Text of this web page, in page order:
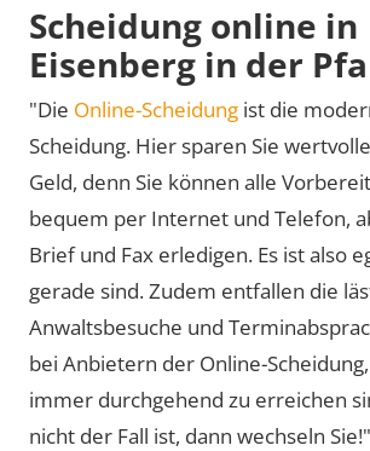
Scheidung online in
Eisenberg in der
"Die Online-Scheidung ist die
Scheidung. Hier sparen Sie
Geld, denn Sie können alle
bequem per Internet und Telefon,
Brief und Fax erledigen. Es ist also
gerade sind. Zudem entfallen die
Anwaltsbesuche und
bei Anbietern der Online-
immer durchgehend zu erreichen
nicht der Fall ist, dann wechseln Sie!"